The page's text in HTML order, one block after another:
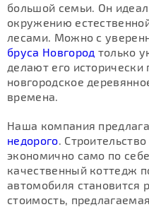
большой семьи. Он
окружению
лесами. Можно с
бруса Новгород только
делают его
новгородское
времена.
Наша компания
недорого.
экономично само по
качественный коттедж
автомобиля становится
стоимость,